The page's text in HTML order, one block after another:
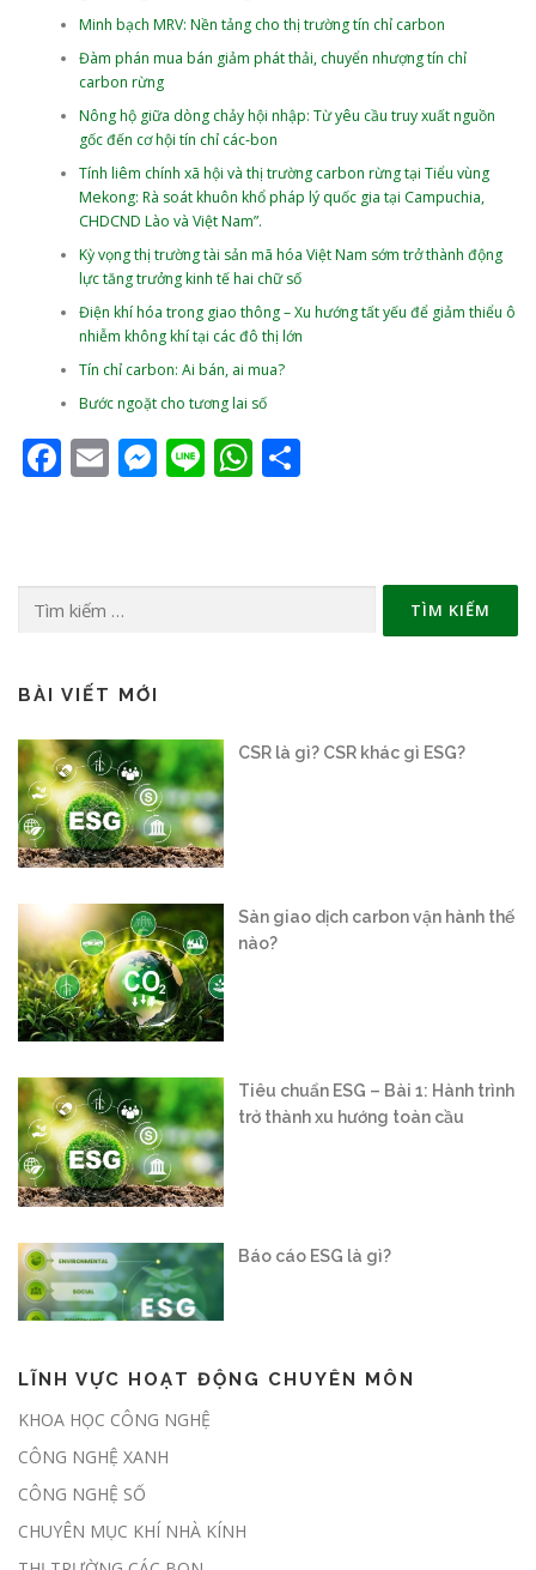
Minh bạch MRV: Nền tảng cho thị trường tín chỉ carbon
Đàm phán mua bán giảm phát thải, chuyển nhượng tín chỉ
carbon rừng
Nông hộ giữa dòng chảy hội nhập: Từ yêu cầu truy xuất nguồn
gốc đến cơ hội tín chỉ các‑bon
Tính liêm chính xã hội và thị trường carbon rừng tại Tiểu vùng
Mekong: Rà soát khuôn khổ pháp lý quốc gia tại Campuchia,
CHDCND Lào và Việt Nam”.
Kỳ vọng thị trường tài sản mã hóa Việt Nam sớm trở thành động
lực tăng trưởng kinh tế hai chữ số
Điện khí hóa trong giao thông – Xu hướng tất yếu để giảm thiểu ô
nhiễm không khí tại các đô thị lớn
Tín chỉ carbon: Ai bán, ai mua?
Bước ngoặt cho tương lai số
Facebook
EmailMessenger
LineWhatsApp
kiếm
BÀI VIẾT MỚI
Sàn giao dịch carbon vận hành thế
Tiêu chuẩn ESG – Bài 1: Hành trình
trở thành xu hướng toàn cầu
Báo cáo ESG là gì?
trong nước: “Mở cánh cửa” cho nền
LĨNH VỰC HOẠT ĐỘNG CHUYÊN MÔN
KHOA HỌC CÔNG NGHỆ
CÔNG NGHỆ XANH
CÔNG NGHỆ SỐ
CHUYÊN MỤC KHÍ NHÀ KÍNH